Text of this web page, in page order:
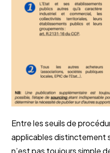
Entre les seuils de
applicables distinctement
n’est pas toujours simple